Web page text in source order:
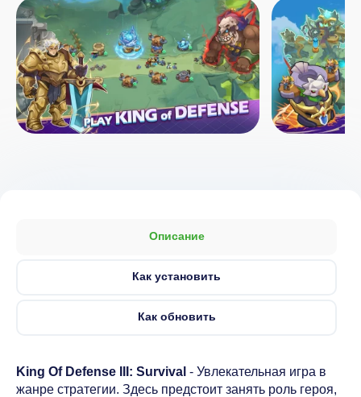
Описание
Как установить
Как обновить
King Of Defense III: Survival - Увлекательная игра в
жанре стратегии. Здесь предстоит занять роль героя,